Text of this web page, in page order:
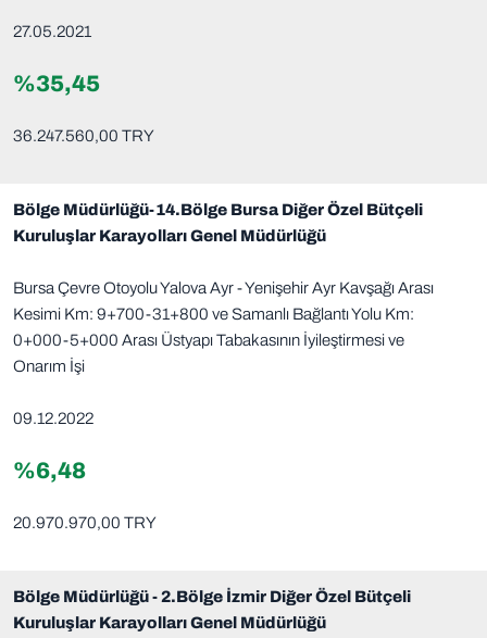
27.05.2021
%35,45
36.247.560,00 TRY
Bölge Müdürlüğü-14.Bölge Bursa Diğer Özel Bütçeli
Kuruluşlar Karayolları Genel Müdürlüğü
Bursa Çevre Otoyolu Yalova Ayr - Yenişehir Ayr Kavşağı Arası
Kesimi Km: 9+700-31+800 ve Samanlı Bağlantı Yolu Km:
0+000-5+000 Arası Üstyapı Tabakasının İyileştirmesi ve
Onarım İşi
09.12.2022
%6,48
20.970.970,00 TRY
Bölge Müdürlüğü - 2.Bölge İzmir Diğer Özel Bütçeli
Kuruluşlar Karayolları Genel Müdürlüğü